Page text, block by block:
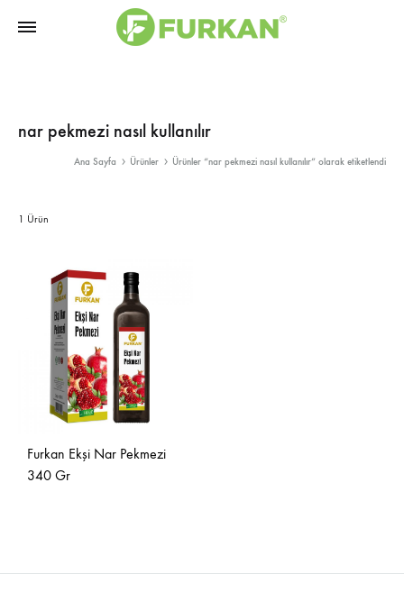
Ürünler
|
nar pekmezi nasıl kullanılır
Ana Sayfa Ürünler Ürünler “nar pekmezi nasıl kullanılır” olarak etiketlendi
1 Ürün
Furkan Ekşi Nar Pekmezi
340 Gr
EKLE